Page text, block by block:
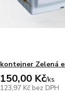
kontejner Zelená
150,00 Kč/ks
123,97 Kč bez DPH